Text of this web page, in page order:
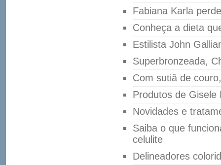
Fabiana Karla
Conheça a dieta
Estilista John
Superbronzeada,
Com sutiã de
Produtos de Gisele
Novidades e
Saiba o que
celulite
Delineadores